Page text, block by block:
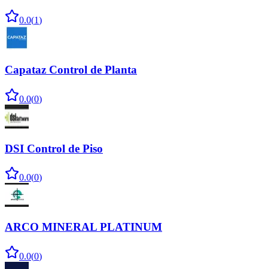
0.0(1)
Capataz Control de Planta
0.0(0)
DSI Control de Piso
0.0(0)
ARCO MINERAL PLATINUM
0.0(0)